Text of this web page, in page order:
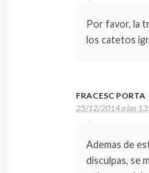
Por favor, la
los catetos
FRACESC PORTA
25/12/2014 a las
Ademas de
disculpas, se